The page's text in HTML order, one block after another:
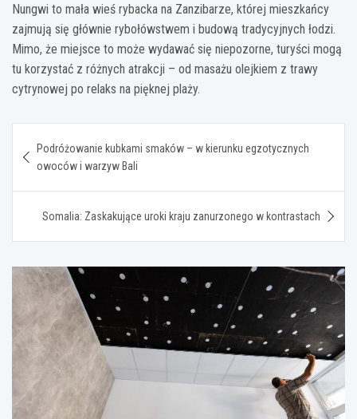
Nungwi to mała wieś rybacka na Zanzibarze, której mieszkańcy
zajmują się głównie rybołówstwem i budową tradycyjnych łodzi.
Mimo, że miejsce to może wydawać się niepozorne, turyści mogą
tu korzystać z różnych atrakcji – od masażu olejkiem z trawy
cytrynowej po relaks na pięknej plaży.
wpisu
Podróżowanie kubkami smaków – w kierunku egzotycznych
owoców i warzyw Bali
Somalia: Zaskakujące uroki kraju zanurzonego w kontrastach